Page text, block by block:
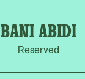
BANI ABIDI
Reserved